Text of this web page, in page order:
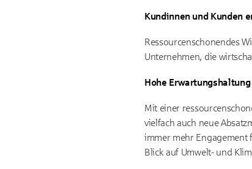
Kundinnen und Kunden
Ressourcenschonendes
Unternehmen, die
Hohe
Mit einer
vielfach auch neue
immer mehr Engagement
Blick auf Umwelt- und